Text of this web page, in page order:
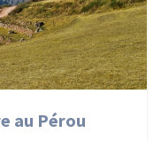
au Pérou